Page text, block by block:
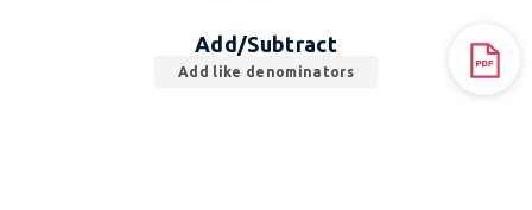
Add/Subtract
Add like denominators